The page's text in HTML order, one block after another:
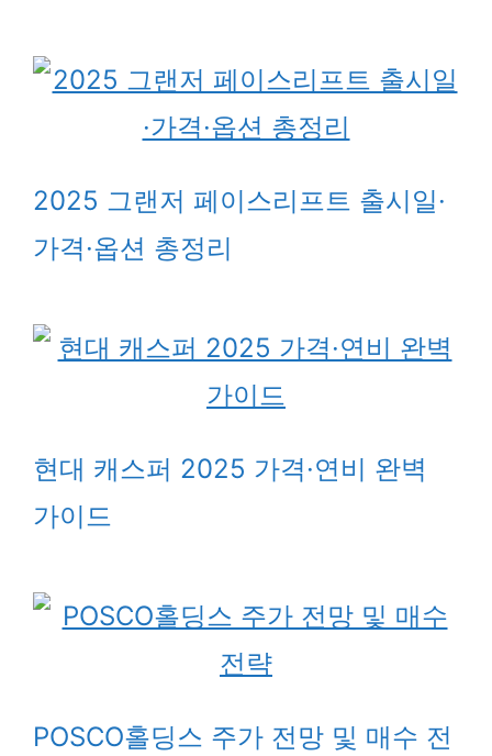
2025 그랜저 페이스리프트 출시일·
가격·옵션 총정리
현대 캐스퍼 2025 가격·연비 완벽
가이드
POSCO홀딩스 주가 전망 및 매수 전